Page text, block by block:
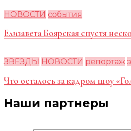
НОВОСТИ события
Елизавета Боярская спустя
ЗВЕЗДЫ НОВОСТИ репортаж
Что осталось за кадром шоу
Наши партнеры